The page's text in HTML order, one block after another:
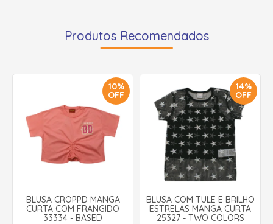
Produtos Recomendados
10%
OFF
BLUSA CROPPD MANGA
CURTA COM FRANGIDO
33334 - BASED
14%
OFF
BLUSA COM TULE E BRILHO
ESTRELAS MANGA CURTA
25327 - TWO COLORS